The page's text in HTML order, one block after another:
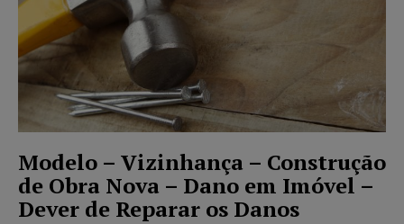
Modelo – Vizinhança – Construção
de Obra Nova – Dano em Imóvel –
Dever de Reparar os Danos